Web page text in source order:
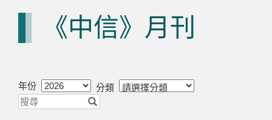
《中信》月刊
年份 分類